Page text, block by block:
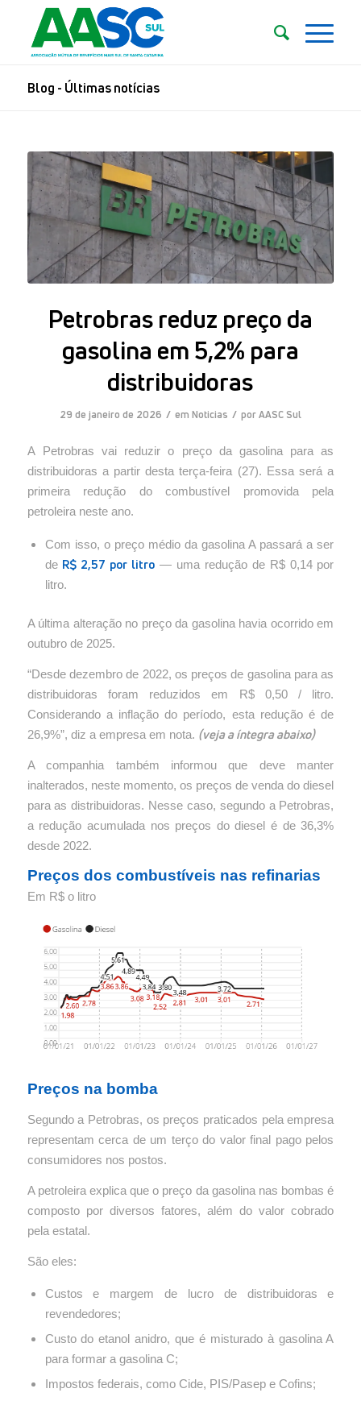
Blog - Últimas notícias
Petrobras reduz preço da
gasolina em 5,2% para
distribuidoras
29 de janeiro de 2026 / em Noticias / porAASC Sul
A Petrobras vai reduzir o preço da gasolina para as
distribuidoras a partir desta terça-feira (27). Essa será a
primeira redução do combustível promovida pela
petroleira neste ano.
Com isso, o preço médio da gasolina A passará a ser
de R$ 2,57 por litro — uma redução de R$ 0,14 por
litro.
A última alteração no preço da gasolina havia ocorrido em
outubro de 2025.
“Desde dezembro de 2022, os preços de gasolina para as
distribuidoras foram reduzidos em R$ 0,50 / litro.
Considerando a inflação do período, esta redução é de
26,9%”, diz a empresa em nota. (veja a íntegra abaixo)
A companhia também informou que deve manter
inalterados, neste momento, os preços de venda do diesel
para as distribuidoras. Nesse caso, segundo a Petrobras,
a redução acumulada nos preços do diesel é de 36,3%
desde 2022.
Preços dos combustíveis nas refinarias
Em R$ o litro
Preços na bomba
Segundo a Petrobras, os preços praticados pela empresa
representam cerca de um terço do valor final pago pelos
consumidores nos postos.
A petroleira explica que o preço da gasolina nas bombas é
composto por diversos fatores, além do valor cobrado
pela estatal.
São eles:
Custos e margem de lucro de distribuidoras e
revendedores;
Custo do etanol anidro, que é misturado à gasolina A
para formar a gasolina C;
Impostos federais, como Cide, PIS/Pasep e Cofins;